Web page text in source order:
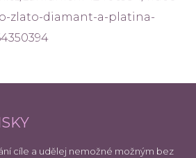
zlato-diamant-a-platina-
cíle a udělej nemožné možným bez